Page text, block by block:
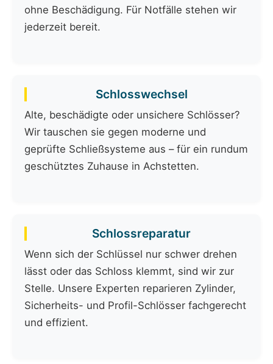
ohne Beschädigung. Für Notfälle stehen wir
jederzeit bereit.
Schlosswechsel
Alte, beschädigte oder unsichere Schlösser?
Wir tauschen sie gegen moderne und
geprüfte Schließsysteme aus – für ein rundum
geschütztes Zuhause in Achstetten.
Schlossreparatur
Wenn sich der Schlüssel nur schwer drehen
lässt oder das Schloss klemmt, sind wir zur
Stelle. Unsere Experten reparieren Zylinder,
Sicherheits- und Profil-Schlösser fachgerecht
und effizient.